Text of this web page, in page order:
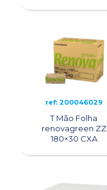
ref: 200046029
T Mão Folha
renovagreen ZZ
180×30 CXA